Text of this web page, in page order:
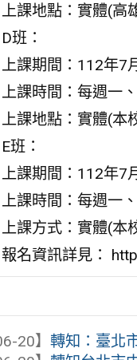
上課地點：實體(高
D班：
上課期間：112年7
上課時間：每週一
上課地點：實體(本
E班：
上課期間：112年7
上課時間：每週一
上課方式：實體(本
報名資訊詳見：
20】轉知：臺北